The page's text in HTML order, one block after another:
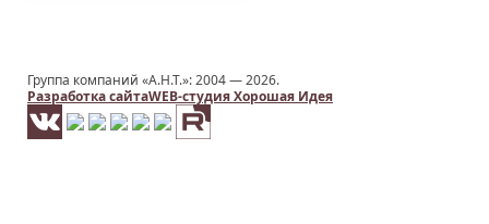
Группа компаний «А.Н.Т.»: 2004 —2026.
Разработка сайтаWEB-студия Хорошая Идея
Заказать услугу